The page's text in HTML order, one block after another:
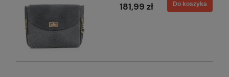
181,99 zł Do koszyka